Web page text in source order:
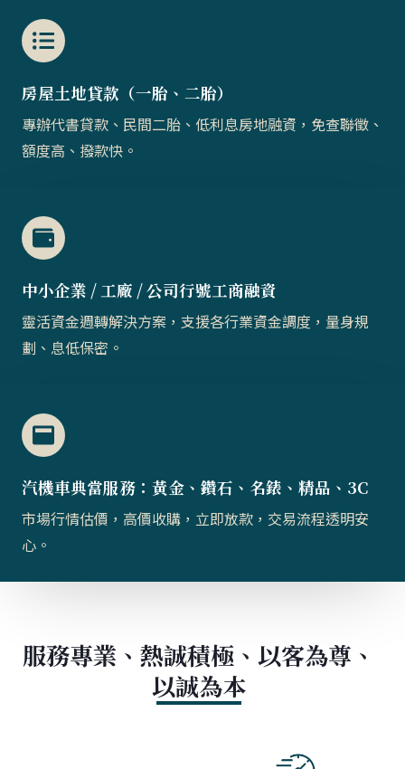
房屋土地貸款（一胎、二胎）​​
專辦代書貸款、民間二胎、低利息房地融資，免查聯徵、
額度高、撥款快。
中小企業 / 工廠 / 公司行號工商融資
靈活資金週轉解決方案，支援各行業資金調度，量身規
劃、息低保密。
汽機車典當服務：黃金、鑽石、名錶、精品、3C
市場行情估價，高價收購，立即放款，交易流程透明安
心。
服務專業、熱誠積極、以客為尊、
以誠為本